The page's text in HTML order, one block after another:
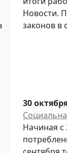
Новости.
законов в
30
Начиная с